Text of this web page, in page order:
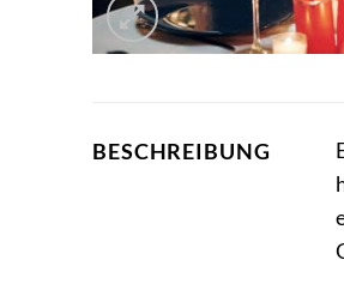
BESCHREIBUNG